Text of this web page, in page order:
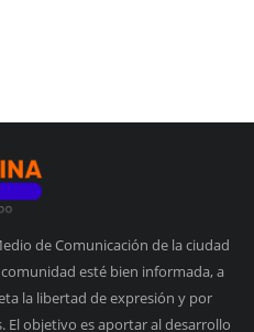
de Comunicación de la ciudad
esté bien informada, a
la libertad de expresión y por
objetivo es aportar al desarrollo